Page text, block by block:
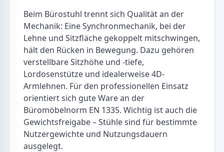
Beim Bürostuhl trennt sich Qualität an der
Mechanik: Eine Synchronmechanik, bei der
Lehne und Sitzfläche gekoppelt mitschwingen,
hält den Rücken in Bewegung. Dazu gehören
verstellbare Sitzhöhe und -tiefe,
Lordosenstütze und idealerweise 4D-
Armlehnen. Für den professionellen Einsatz
orientiert sich gute Ware an der
Büromöbelnorm EN 1335. Wichtig ist auch die
Gewichtsfreigabe – Stühle sind für bestimmte
Nutzergewichte und Nutzungsdauern
ausgelegt.